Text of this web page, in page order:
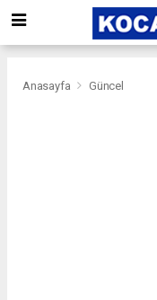
Anasayfa Güncel